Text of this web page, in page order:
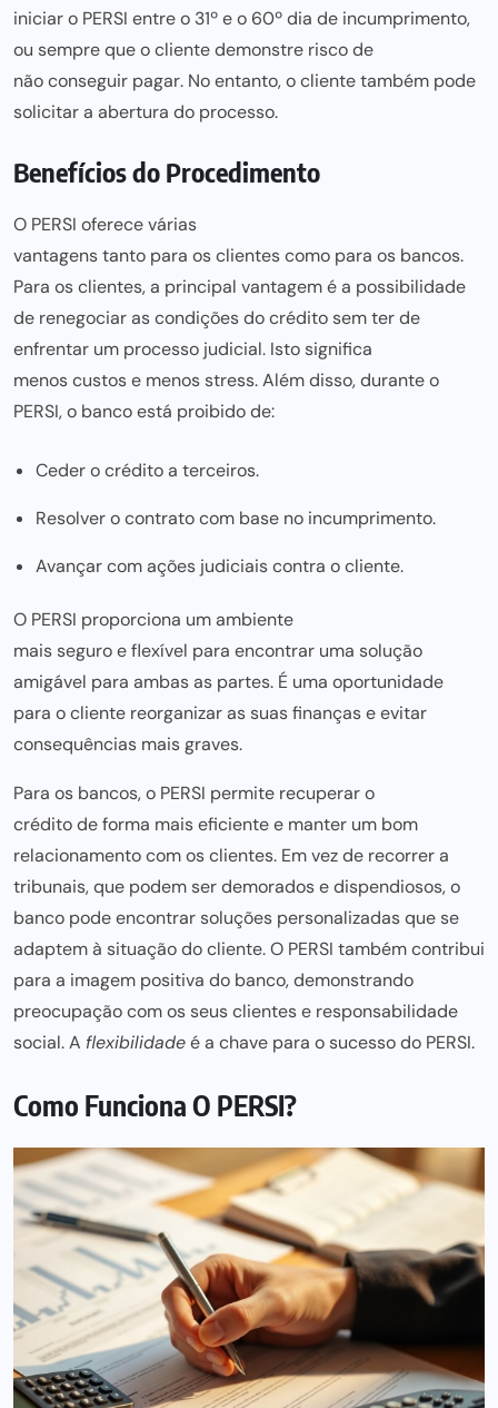
iniciar o PERSI entre o 31º e o 60º dia de incumprimento,
ou sempre que o cliente demonstre risco de
não conseguir pagar. No entanto, o cliente também pode
solicitar a abertura do processo.
Benefícios do Procedimento
O PERSI oferece várias
vantagens tanto para os clientes como para os bancos.
Para os clientes, a principal vantagem é a possibilidade
de renegociar ascondições do créditosem ter de
enfrentar um processo judicial. Isto significa
menos custos e menos stress. Além disso, durante o
PERSI, o banco está proibido de:
Ceder o crédito a terceiros.
Resolver o contrato com base no incumprimento.
Avançar com ações judiciais contra o cliente.
O PERSI proporciona um ambiente
mais seguro e flexível para encontrar uma solução
amigável para ambas as partes. É uma oportunidade
para o cliente reorganizar as suas finanças e evitar
consequências mais graves.
Para os bancos, o PERSI permite recuperar o
crédito de forma maiseficiente e manter um bom
relacionamento com os clientes. Em vez de recorrer a
tribunais, que podem serdemorados e dispendiosos, o
banco pode encontrar soluções personalizadas que se
adaptem à situação do cliente. O PERSI também contribui
para a imagem positiva do banco, demonstrando
preocupação com os seus clientes e responsabilidade
social. A flexibilidadeé a chave para o sucessodo PERSI.
Como Funciona O PERSI?